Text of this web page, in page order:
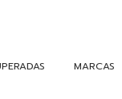
MARCAS